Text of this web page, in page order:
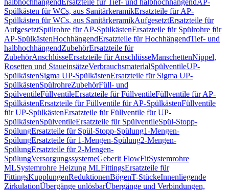
halbhochhängendErsatzteile für Tief- und halbhochhängendAP-
Spülkästen für WCs, aus SanitärkeramikErsatzteile für AP-
Spülkästen für WCs, aus SanitärkeramikAufgesetztErsatzteile für
AufgesetztSpülrohre für AP-SpülkästenErsatzteile für Spülrohre für
AP-SpülkästenHochhängendErsatzteile für HochhängendTief- und
halbhochhängendZubehörErsatzteile für
ZubehörAnschlüsseErsatzteile für AnschlüsseManschettenNippel,
Rosetten und StaueinsätzeVerbrauchsmaterialSpülventileUP-
SpülkästenSigma UP-SpülkästenErsatzteile für Sigma UP-
SpülkästenSpülrohreZubehörFüll- und
SpülventileFüllventileErsatzteile für FüllventileFüllventile für AP-
SpülkästenErsatzteile für Füllventile für AP-SpülkästenFüllventile
für UP-SpülkästenErsatzteile für Füllventile für UP-
SpülkästenSpülventileErsatzteile für SpülventileSpül-Stopp-
SpülungErsatzteile für Spül-Stopp-Spülung1-Mengen-
SpülungErsatzteile für 1-Mengen-Spülung2-Mengen-
SpülungErsatzteile für 2-Mengen-
SpülungVersorgungssystemeGeberit FlowFitSystemrohre
MLSystemrohre Heizung MLFittingsErsatzteile für
FittingsKupplungenReduktionenBögenT-StückeInnenliegende
ZirkulationÜbergänge unlösbarÜbergänge und Verbindungen,